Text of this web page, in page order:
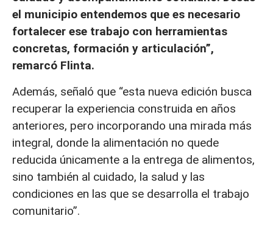
el municipio entendemos que es necesario
fortalecer ese trabajo con herramientas
concretas, formación y articulación”,
remarcó Flinta.
Además, señaló que “esta nueva edición busca
recuperar la experiencia construida en años
anteriores, pero incorporando una mirada más
integral, donde la alimentación no quede
reducida únicamente a la entrega de alimentos,
sino también al cuidado, la salud y las
condiciones en las que se desarrolla el trabajo
comunitario”.